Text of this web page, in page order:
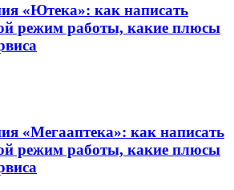
«Ютека»: как написать
режим работы, какие плюсы
«Мегааптека»: как написать
режим работы, какие плюсы